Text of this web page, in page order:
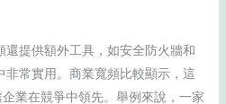
提供額外工具，如安全防火牆和
非常實用。商業寬頻比較顯示，這
業在競爭中領先。舉例來說，一家